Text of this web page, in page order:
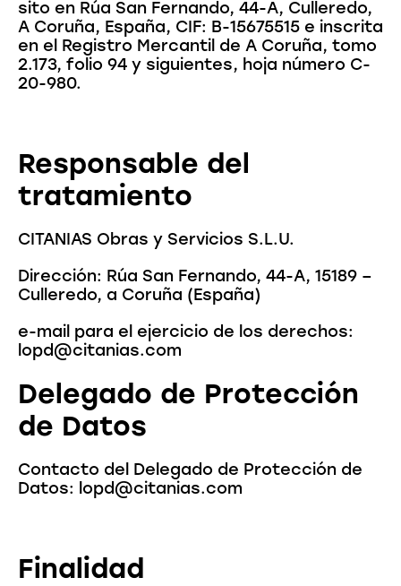
sito en Rúa San Fernando, 44-A, Culleredo,
A Coruña, España, CIF: B-15675515 e inscrita
en el Registro Mercantil de A Coruña, tomo
2.173, folio 94 y siguientes, hoja número C-
20-980.
Responsable del
tratamiento
CITANIAS Obras y Servicios S.L.U.
Dirección: Rúa San Fernando, 44-A, 15189 –
Culleredo, a Coruña (España)
e-mail para el ejercicio de los derechos:
lopd@citanias.com
Delegado de Protección
de Datos
Contacto del Delegado de Protección de
Datos: lopd@citanias.com
Finalidad